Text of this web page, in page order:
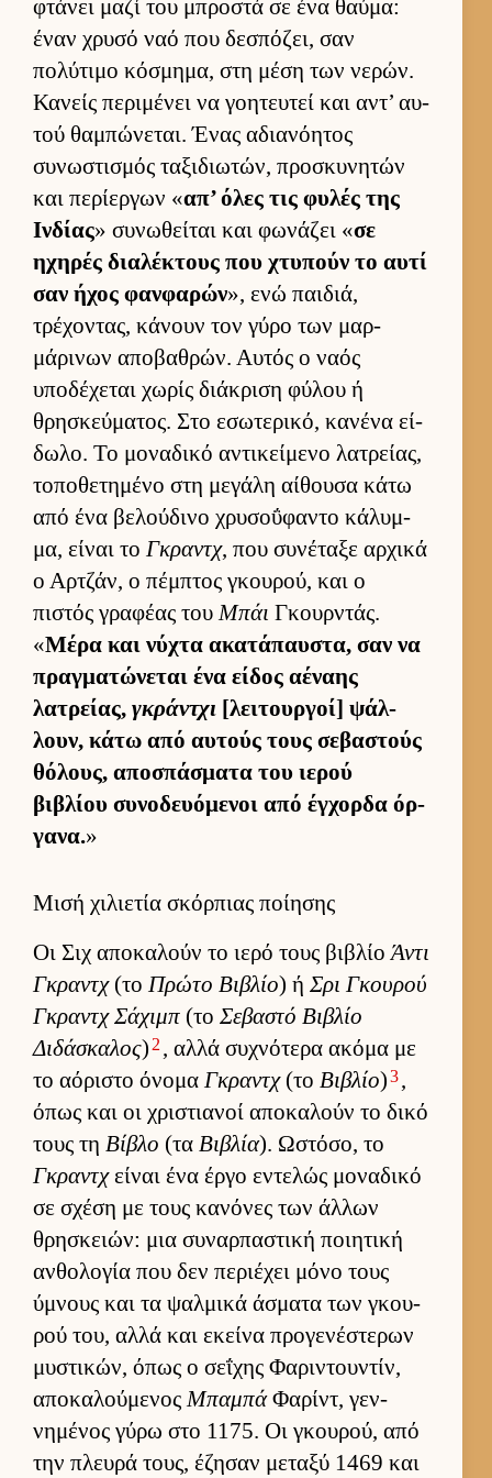
φτάνει μαζί του μπροστά σε ένα θαύ­μα:
έναν χρυσό ναό που δεσπόζει, σαν
πολύτιμο κόσμημα, στη μέση των νερών.
Κανείς περιμένει να γοη­τευ­τεί και αντ’ αυ­
τού θαμπώνεται. Ένας αδια­νόη­τος
συνωστισμός ταξιδιω­τών, προσκυνητών
και περίερ­γων «απ’ όλες τις φυλές της
Ιν­δίας» συνωθεί­ται και φωνάζει «σε
ηχηρές δια­λέκτους που χτυπούν το αυτί
σαν ήχος φαν­φαρών», ενώ παι­διά,
τρέχοντας, κάνουν τον γύρο των μαρ­
μάρινων αποβαθρών. Αυ­τός ο ναός
υποδέχεται χωρίς διάκριση φύλου ή
θρησκεύ­ματος. Στο εσωτερικό, κανένα εί­
δωλο. Το μοναδικό αντικεί­μενο λατρεί­ας,
τοποθετημένο στη μεγάλη αί­θουσα κάτω
από ένα βελού­δινο χρυσοΰφαντο κάλυμ­
μα, εί­ναι το Γκραντχ, που συνέταξε αρ­χικά
ο Αρ­τζάν, ο πέμ­πτος γκου­ρού, και ο
πιστός γραφέας τουΜπάι Γκουρ­ντάς.
«Μέρα και νύχτα ακατάπαυ­στα, σαν να
πραγ­ματώνεται ένα εί­δος αέναης
λατρεί­ας, γκράντχι [λει­τουρ­γοί] ψάλ­
λουν, κάτω από αυ­τούς τους σεβαστούς
θόλους, αποσπάσματα του ιε­ρού
βιβλίου συνοδευόμενοι από έγ­χορδα όρ­
γανα.»
Μισή χιλιετία σκόρπιας ποίησης
Οι Σιχ αποκαλούν το ιερό τους βιβλίοΆντι
Γκραντχ(το Πρώτο Βιβλίο) ή Σρι Γκου­ρού
Γκραντχ Σάχιμπ (το Σεβαστό Βιβλίο
Διδάσκαλος) 2 , αλλά συχνότερα ακόμα με
το αόριστο όνομα Γκραντχ(το Βιβλίο)3,
όπως και οι χριστια­νοί αποκαλούν το δικό
τους τη Βίβλο (τα Βιβλία). Ωστόσο, το
Γκραντχεί­ναι ένα έργο εντελώς μοναδικό
σε σχέση με τους κανόνες των άλ­λων
θρησκειών: μια συναρ­παστική ποι­ητική
αν­θολογία που δεν περιέχει μόνο τους
ύμνους και τα ψαλ­μικά άσματα των γκου­
ρού του, αλλά και εκείνα προγενέστερων
μυστικών, όπως ο σεΐχης Φαριντου­ντίν,
αποκαλού­μενοςΜπαμπάΦαρίντ, γεν­
νημένος γύρω στο 1175. Οι γκου­ρού, από
την πλευρά τους, έζησαν μεταξύ 1469 και